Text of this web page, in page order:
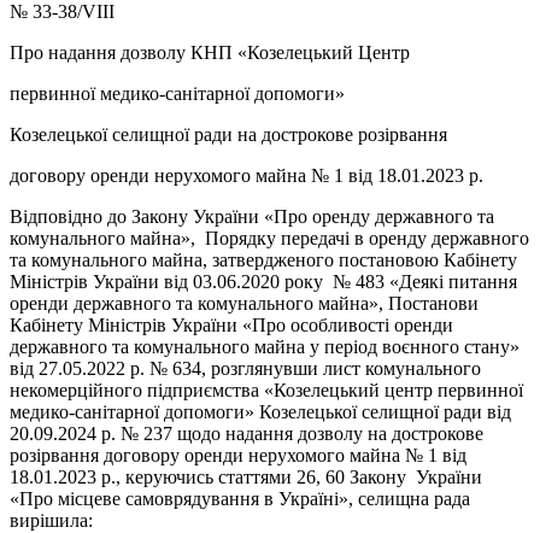
№ 33-38/VIII
Про надання дозволу КНП «Козелецький Центр
первинної медико-санітарної допомоги»
Козелецької селищної ради на дострокове розірвання
договору оренди нерухомого майна № 1 від 18.01.2023 р.
Відповідно до Закону України «Про оренду державного та
комунального майна», Порядку передачі в оренду державного
та комунального майна, затвердженого постановою Кабінету
Міністрів України від 03.06.2020 року № 483 «Деякі питання
оренди державного та комунального майна», Постанови
Кабінету Міністрів України «Про особливості оренди
державного та комунального майна у період воєнного стану»
від 27.05.2022 р. № 634, розглянувши лист комунального
некомерційного підприємства «Козелецький центр первинної
медико-санітарної допомоги» Козелецької селищної ради від
20.09.2024 р. № 237 щодо надання дозволу на дострокове
розірвання договору оренди нерухомого майна № 1 від
18.01.2023 р., керуючись статтями 26, 60 Закону України
«Про місцеве самоврядування в Україні», селищна рада
вирішила: